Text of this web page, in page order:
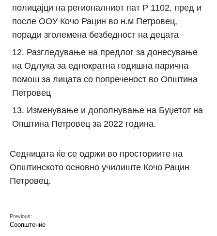
полицајци на регионалниот пат Р 1102, пред и
после ООУ Кочо Рацин во н.м Петровец,
поради зголемена безбедност на децата
Разгледување на предлог за донесување
на Одлука за еднократна годишна парична
помош за лицата со попреченост во Општина
Петровец
Изменување и дополнување на Буџетот на
Општина Петровец за 2022 година.
Седницата ќе се одржи во просториите на
Општинското основно училиште Кочо Рацин
Петровец.
Previous:
Соопштение